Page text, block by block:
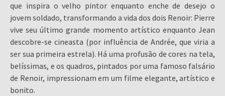
que inspira o velho pintor enquanto enche de desejo o
jovem soldado, transformando a vida dos dois Renoir: Pierre
vive seu último grande momento artístico enquanto Jean
descobre-se cineasta (por influência de Andrée, que viria a
ser sua primeira estrela). Há uma profusão de cores na tela,
belíssimas, e os quadros, pintados por uma famoso falsário
de Renoir, impressionam em um filme elegante, artístico e
bonito.